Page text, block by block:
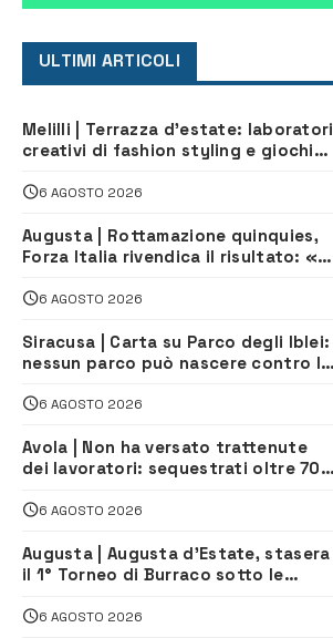
ULTIMI ARTICOLI
Melilli | Terrazza d’estate: laboratori
creativi di fashion styling e giochi
iscriversi
6 AGOSTO 2026
Augusta | Rottamazione quinquies,
Forza Italia rivendica il risultato: «La
6 AGOSTO 2026
Siracusa | Carta su Parco degli Iblei:
nessun parco può nascere contro le
6 AGOSTO 2026
Avola | Non ha versato trattenute
dei lavoratori: sequestrati oltre 700
climatizzazione
6 AGOSTO 2026
Augusta | Augusta d’Estate, stasera
il 1° Torneo di Burraco sotto le
6 AGOSTO 2026